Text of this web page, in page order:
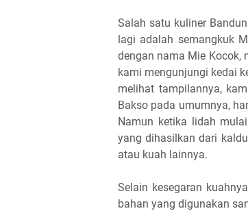
Salah satu kuliner
lagi adalah semangkuk
dengan nama Mie Kocok,
kami mengunjungi kedai
melihat tampilannya,
Bakso pada umumnya,
Namun ketika lidah
yang dihasilkan dari
atau kuah lainnya.
Selain kesegaran
bahan yang digunakan